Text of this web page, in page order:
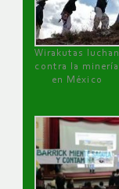
Wirakutas luchan
contra la minería
en México